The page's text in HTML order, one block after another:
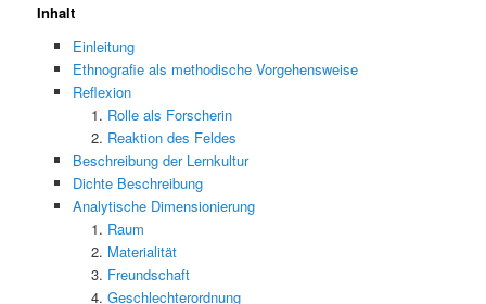
Inhalt
Einleitung
Ethnografie als methodische Vorgehensweise
Reflexion
Rolle als Forscherin
Reaktion des Feldes
Beschreibung der Lernkultur
Dichte Beschreibung
Analytische Dimensionierung
Raum
Materialität
Freundschaft
Geschlechterordnung